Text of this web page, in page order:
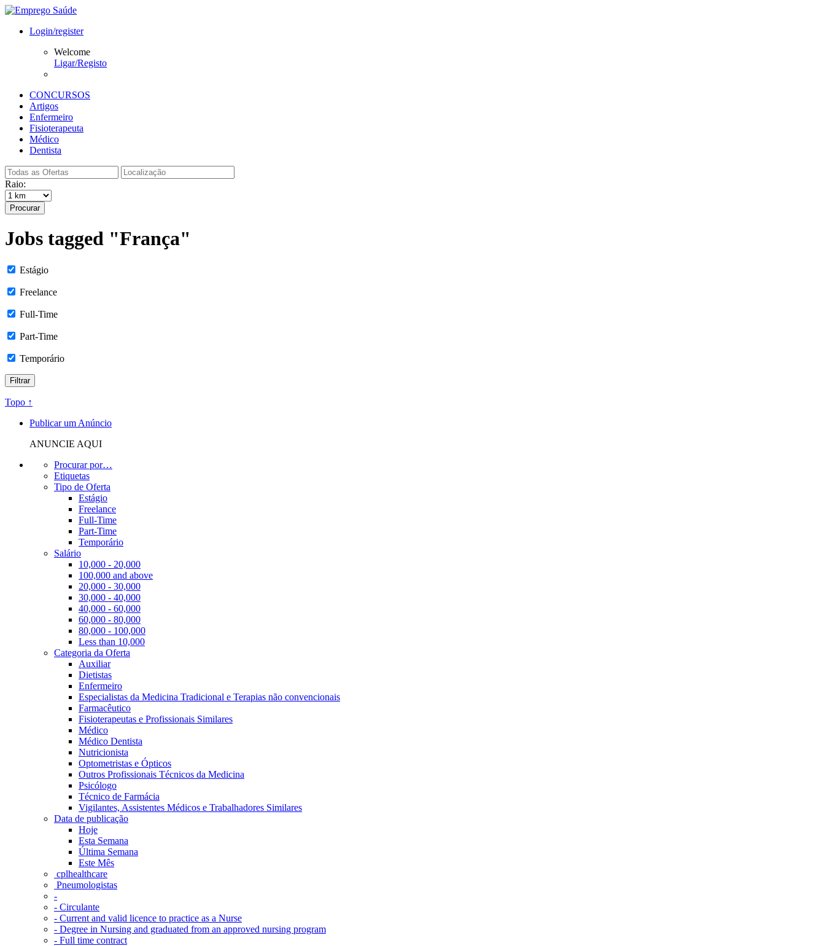
Login/register
Welcome
Ligar/Registo
CONCURSOS
Artigos
Enfermeiro
Fisioterapeuta
Médico
Dentista
Raio:
Procurar
Jobs tagged "França"
Estágio
Freelance
Full-Time
Part-Time
Temporário
Topo ↑
Publicar um Anúncio
ANUNCIE AQUI
Procurar por…
Etiquetas
Tipo de Oferta
Estágio
Freelance
Full-Time
Part-Time
Temporário
Salário
10,000 - 20,000
100,000 and above
20,000 - 30,000
30,000 - 40,000
40,000 - 60,000
60,000 - 80,000
80,000 - 100,000
Less than 10,000
Categoria da Oferta
Auxiliar
Dietistas
Enfermeiro
Especialistas da Medicina Tradicional e Terapias não convencionais
Farmacêutico
Fisioterapeutas e Profissionais Similares
Médico
Médico Dentista
Nutricionista
Optometristas e Ópticos
Outros Profissionais Técnicos da Medicina
Psicólogo
Técnico de Farmácia
Vigilantes, Assistentes Médicos e Trabalhadores Similares
Data de publicação
Hoje
Esta Semana
Última Semana
Este Mês
‎ cplhealthcare‬
Pneumologistas
-
- Circulante
- Current and valid licence to practice as a Nurse
- Degree in Nursing and graduated from an approved nursing program
- Full time contract